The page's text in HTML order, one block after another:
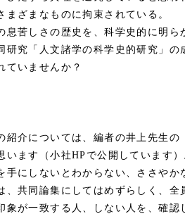
まざまなものに拘束されている。
苦しさの歴史を、科学史的に明ら
研究「人文諸学の科学史的研究」の
いませんか？
紹介については、編者の井上先生の
います（小社HPで公開しています）
手にしないとわからない、ささやか
、共同論集にしてはめずらしく、全
象が一致する人、しない人を、確認